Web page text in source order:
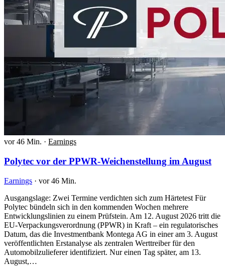
vor 46 Min. · Earnings
Polytec vor der PPWR-Weichenstellung im August
Earnings · vor 46 Min.
Ausgangslage: Zwei Termine verdichten sich zum Härtetest Für
Polytec bündeln sich in den kommenden Wochen mehrere
Entwicklungslinien zu einem Prüfstein. Am 12. August 2026 tritt die
EU-Verpackungsverordnung (PPWR) in Kraft – ein regulatorisches
Datum, das die Investmentbank Montega AG in einer am 3. August
veröffentlichten Erstanalyse als zentralen Werttreiber für den
Automobilzulieferer identifiziert. Nur einen Tag später, am 13.
August,…